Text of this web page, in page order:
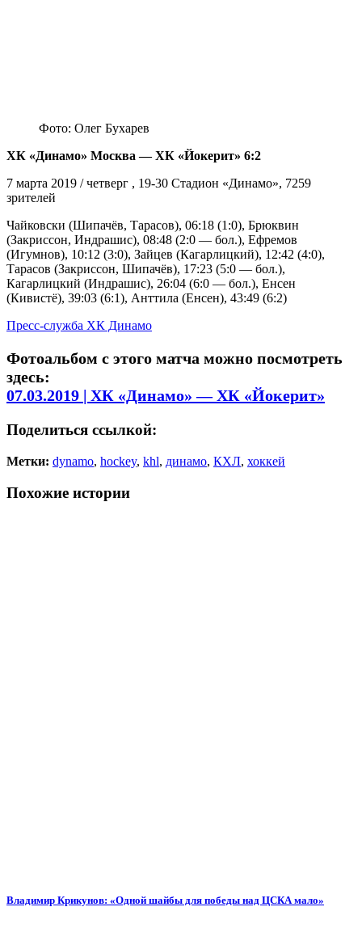
Фото: Олег Бухарев
ХК «Динамо» Москва — ХК «Йокерит» 6:2
7 марта 2019 / четверг , 19-30 Стадион «Динамо», 7259
зрителей
Чайковски (Шипачёв, Тарасов), 06:18 (1:0), Брюквин
(Закриссон, Индрашис), 08:48 (2:0 — бол.), Ефремов
(Игумнов), 10:12 (3:0), Зайцев (Кагарлицкий), 12:42 (4:0),
Тарасов (Закриссон, Шипачёв), 17:23 (5:0 — бол.),
Кагарлицкий (Индрашис), 26:04 (6:0 — бол.), Енсен
(Кивистё), 39:03 (6:1), Анттила (Енсен), 43:49 (6:2)
Пресс-служба ХК Динамо
Фотоальбом с этого матча можно посмотреть
здесь:
07.03.2019 | ХК «Динамо» — ХК «Йокерит»
Поделиться ссылкой:
Метки: dynamo, hockey, khl, динамо, КХЛ, хоккей
Похожие истории
Владимир Крикунов: «Одной шайбы для победы над ЦСКА мало»